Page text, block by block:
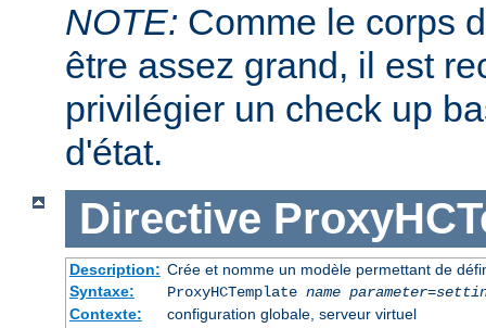
NOTE: Comme le corps
être assez grand, il est
privilégier un check up
d'état.
Directive
Description: Crée et nomme un modèle permettant de
Syntaxe:
ProxyHCTemplate name parameter=
Contexte:
configuration globale, serveur virtuel